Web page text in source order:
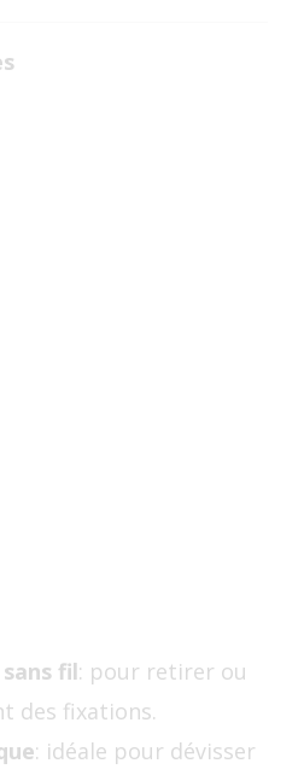
fil: pour retirer ou
des fixations.
: idéale pour dévisser